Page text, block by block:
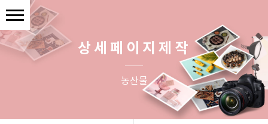
상세페이지제작
농산물